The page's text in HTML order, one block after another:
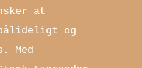
at
og
Med